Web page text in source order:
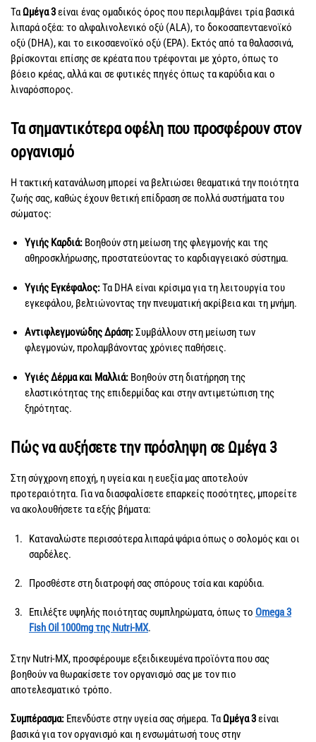
ΤαΩμέγα 3είναι ένας ομαδικός όρος που περιλαμβάνει τρία βασικά
λιπαρά οξέα: το αλφαλινολενικό οξύ (ALA), το δοκοσαπενταενοϊκό
οξύ (DHA), και το εικοσαενοϊκό οξύ (EPA). Εκτός από τα θαλασσινά,
βρίσκονται επίσης σε κρέατα που τρέφονται με χόρτο, όπως το
βόειο κρέας, αλλά και σε φυτικές πηγές όπως τα καρύδια και ο
λιναρόσπορος.
Τα σημαντικότερα οφέλη που προσφέρουν στον
οργανισμό
Η τακτική κατανάλωση μπορεί να βελτιώσει θεαματικά την ποιότητα
ζωής σας, καθώς έχουν θετική επίδραση σε πολλά συστήματα του
σώματος:
Υγιής Καρδιά: Βοηθούν στη μείωση της φλεγμονής και της
αθηροσκλήρωσης, προστατεύοντας το καρδιαγγειακό σύστημα.
Υγιής Εγκέφαλος:Τα DHA είναι κρίσιμα για τη λειτουργία του
εγκεφάλου, βελτιώνοντας την πνευματική ακρίβεια και τη μνήμη.
Αντιφλεγμονώδης Δράση:Συμβάλλουν στη μείωση των
φλεγμονών, προλαμβάνοντας χρόνιες παθήσεις.
Υγιές Δέρμα και Μαλλιά: Βοηθούν στη διατήρηση της
ελαστικότητας της επιδερμίδας και στην αντιμετώπιση της
ξηρότητας.
Πώς να αυξήσετε την πρόσληψη σε Ωμέγα 3
Στη σύγχρονη εποχή, η υγεία και η ευεξία μας αποτελούν
προτεραιότητα. Για να διασφαλίσετε επαρκείς ποσότητες, μπορείτε
να ακολουθήσετε τα εξής βήματα:
Καταναλώστε περισσότερα λιπαρά ψάρια όπως ο σολομός και οι
σαρδέλες.
Προσθέστε στη διατροφή σας σπόρους τσία και καρύδια.
Επιλέξτε υψηλής ποιότητας συμπληρώματα, όπως το Omega 3
Fish Oil 1000mg της Nutri-MX.
Στην Nutri-MX, προσφέρουμε εξειδικευμένα προϊόντα που σας
βοηθούν να θωρακίσετε τον οργανισμό σας με τον πιο
αποτελεσματικό τρόπο.
Συμπέρασμα: Επενδύστε στην υγεία σας σήμερα. ΤαΩμέγα 3είναι
βασικά για τον οργανισμό και η ενσωμάτωσή τους στην